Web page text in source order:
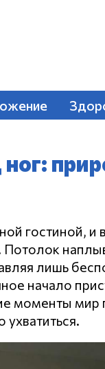
гостиной,
Потолок
лишь
начало
моменты мир